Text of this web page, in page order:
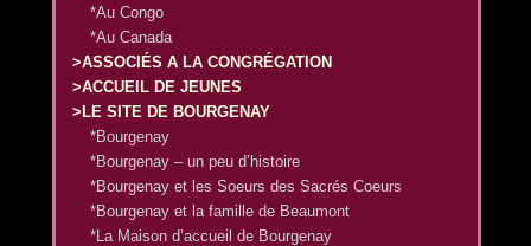
*Au Congo
*Au Canada
>ASSOCIÉS A LA CONGRÉGATION
>ACCUEIL DE JEUNES
>LE SITE DE BOURGENAY
*Bourgenay
*Bourgenay – un peu d’histoire
*Bourgenay et les Soeurs des Sacrés Coeurs
*Bourgenay et la famille de Beaumont
*La Maison d’accueil de Bourgenay